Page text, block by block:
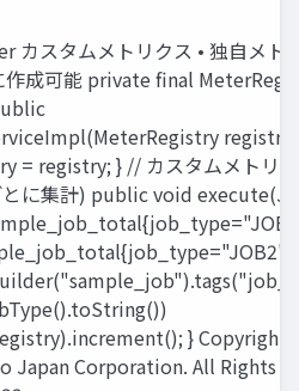
カスタムメトリクス • 独自メト
作成可能 private final
= registry; } // カスタムメトリ
に集計) public void
} Copyright
Japan Corporation. All Rights